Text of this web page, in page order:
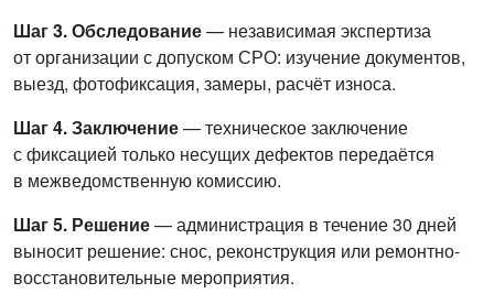
Шаг 3. Обследование— независимая экспертиза
от организации с допуском СРО: изучение документов,
выезд, фотофиксация, замеры, расчёт износа.
Шаг 4. Заключение— техническое заключение
с фиксацией только несущих дефектов передаётся
в межведомственную комиссию.
Шаг 5. Решение— администрация в течение 30 дней
выносит решение: снос, реконструкция или ремонтно-
восстановительные мероприятия.